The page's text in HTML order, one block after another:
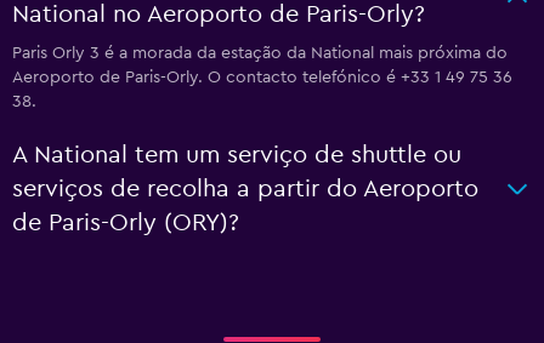
National no Aeroporto de Paris-Orly?
Paris Orly 3 é a morada da estação da National mais próxima do
Aeroporto de Paris-Orly. O contacto telefónico é +33 1 49 75 36
38.
A National tem um serviço de shuttle ou
serviços de recolha a partir do Aeroporto
de Paris-Orly (ORY)?